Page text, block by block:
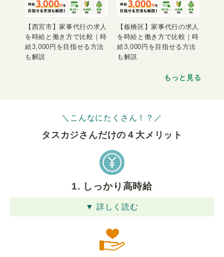
【西宮市】家事代行の求人
を時給と働き方で比較｜時
給3,000円を目指せる方法
も解説
【板橋区】家事代行の求人
を時給と働き方で比較｜時
給3,000円を目指せる方法
も解説
もっと見る
＼こんなにたくさん！？／
タスカジさんだけの４⼤メリット
1. しっかり高時給
▼ 詳しく読む